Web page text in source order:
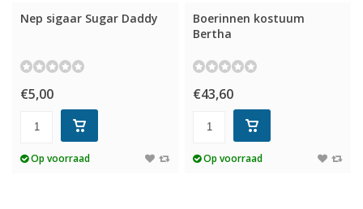
Nep sigaar Sugar Daddy
€5,00
Op voorraad
Boerinnen kostuum
Bertha
€43,60
Op voorraad